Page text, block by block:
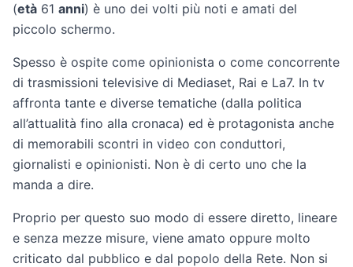
(età 61 anni) è uno dei volti più noti e amati del
piccolo schermo.
Spesso è ospite come opinionista o come concorrente
di trasmissioni televisive di Mediaset, Rai e La7. In tv
affronta tante e diverse tematiche (dalla politica
all’attualità fino alla cronaca) ed è protagonista anche
di memorabili scontri in video con conduttori,
giornalisti e opinionisti. Non è di certo uno che la
manda a dire.
Proprio per questo suo modo di essere diretto, lineare
e senza mezze misure, viene amato oppure molto
criticato dal pubblico e dal popolo della Rete. Non si